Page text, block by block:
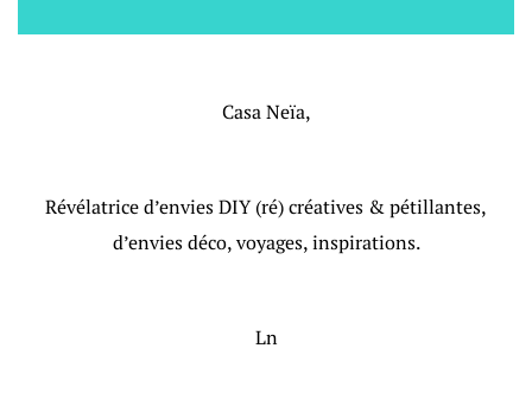
Casa Neïa,
Révélatrice d’envies DIY (ré) créatives & pétillantes,
d’envies déco, voyages, inspirations.
Ln